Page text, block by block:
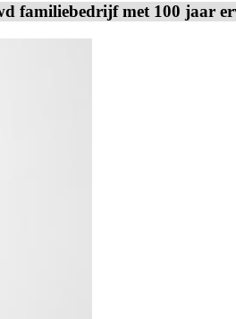
familiebedrijf met 100 jaar